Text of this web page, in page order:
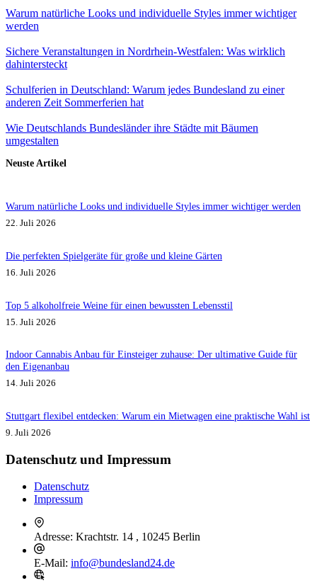
Warum natürliche Looks und individuelle Styles immer wichtiger
werden
Sichere Veranstaltungen in Nordrhein-Westfalen: Was wirklich
dahintersteckt
Schulferien in Deutschland: Warum jedes Bundesland zu einer
anderen Zeit Sommerferien hat
Wie Deutschlands Bundesländer ihre Städte mit Bäumen
umgestalten
Neuste Artikel
Warum natürliche Looks und individuelle Styles immer wichtiger werden
22. Juli 2026
Die perfekten Spielgeräte für große und kleine Gärten
16. Juli 2026
Top 5 alkoholfreie Weine für einen bewussten Lebensstil
15. Juli 2026
Indoor Cannabis Anbau für Einsteiger zuhause: Der ultimative Guide für
den Eigenanbau
14. Juli 2026
Stuttgart flexibel entdecken: Warum ein Mietwagen eine praktische Wahl ist
9. Juli 2026
Datenschutz und Impressum
Datenschutz
Impressum
Adresse: Krachtstr. 14 , 10245 Berlin
E-Mail: info@bundesland24.de